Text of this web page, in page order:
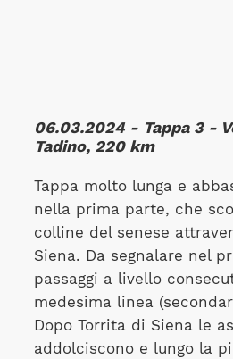
06.03.2024 - Tappa 3 -
Tadino, 220 km
Tappa molto lunga e
nella prima parte, che
colline del senese
Siena. Da segnalare nel
passaggi a livello
medesima linea
Dopo Torrita di Siena le
addolciscono e lungo la